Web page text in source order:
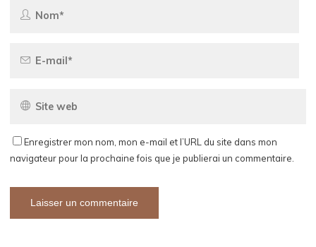
Enregistrer mon nom, mon e-mail et l’URL du site dans mon
navigateur pour la prochaine fois que je publierai un commentaire.